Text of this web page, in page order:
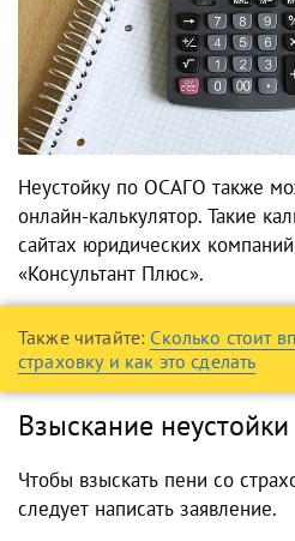
Неустойку по ОСАГО также
онлайн-калькулятор. Такие
сайтах юридических
«Консультант Плюс».
Также читайте: Сколько стоит
страховку и как это сделать
Взыскание
Чтобы взыскать пени со
следует написать заявление.